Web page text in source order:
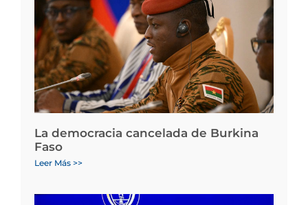
La democracia cancelada de Burkina
Faso
Leer Más >>